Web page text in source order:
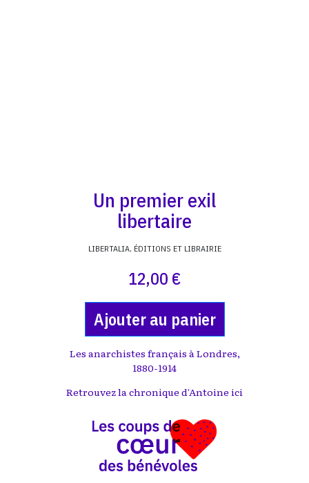
Un premier exil
libertaire
LIBERTALIA, ÉDITIONS ET LIBRAIRIE
12,00 €
Ajouter au panier
Les anarchistes français à Londres,
1880-1914
Retrouvez la chronique d'Antoine ici